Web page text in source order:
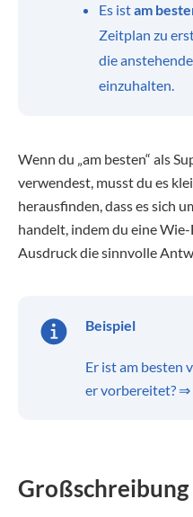
Es istam
Zeitplan zu
die
einzuhalten.
Wenn du „am besten“ als
verwendest, musst du es
herausfinden, dass es sich
handelt, indem du eine
Ausdruck die sinnvolle
Beispiel
Er ist am besten
er vorbereitet? ⇒
Großschreibung